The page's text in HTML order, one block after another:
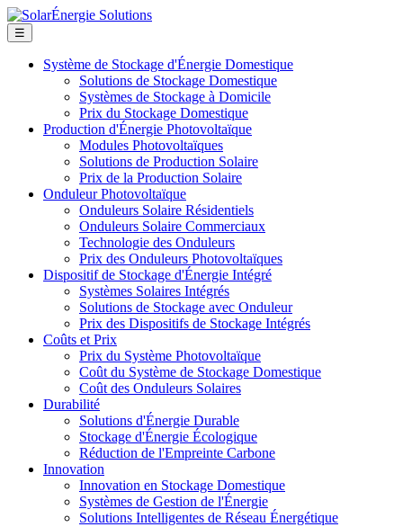
☰
Système de Stockage d'Énergie Domestique
Solutions de Stockage Domestique
Systèmes de Stockage à Domicile
Prix du Stockage Domestique
Production d'Énergie Photovoltaïque
Modules Photovoltaïques
Solutions de Production Solaire
Prix de la Production Solaire
Onduleur Photovoltaïque
Onduleurs Solaire Résidentiels
Onduleurs Solaire Commerciaux
Technologie des Onduleurs
Prix des Onduleurs Photovoltaïques
Dispositif de Stockage d'Énergie Intégré
Systèmes Solaires Intégrés
Solutions de Stockage avec Onduleur
Prix des Dispositifs de Stockage Intégrés
Coûts et Prix
Prix du Système Photovoltaïque
Coût du Système de Stockage Domestique
Coût des Onduleurs Solaires
Durabilité
Solutions d'Énergie Durable
Stockage d'Énergie Écologique
Réduction de l'Empreinte Carbone
Innovation
Innovation en Stockage Domestique
Systèmes de Gestion de l'Énergie
Solutions Intelligentes de Réseau Énergétique